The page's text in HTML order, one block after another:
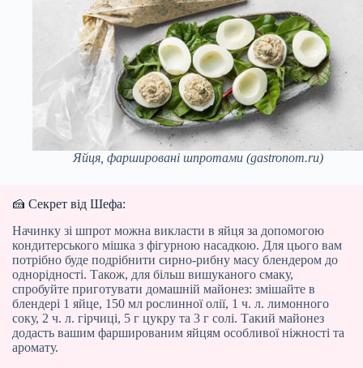
Яйця, фаршировані шпротами (gastronom.ru)
🍰 Секрет від Шефа:
Начинку зі шпрот можна викласти в яйця за допомогою
кондитерського мішка з фігурною насадкою. Для цього вам
потрібно буде подрібнити сирно-рибну масу блендером до
однорідності. Також, для більш вишуканого смаку,
спробуйте приготувати домашній майонез: змішайте в
блендері 1 яйце, 150 мл рослинної олії, 1 ч. л. лимонного
соку, 2 ч. л. гірчиці, 5 г цукру та 3 г солі. Такий майонез
додасть вашим фаршированим яйцям особливої ніжності та
аромату.